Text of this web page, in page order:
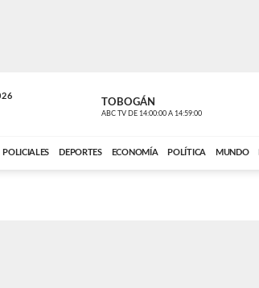
TOBOGÁN
ABC TV DE 14:00:00 A 14:59:00
POLICIALES DEPORTES ECONOMÍA POLÍTICA MUNDO